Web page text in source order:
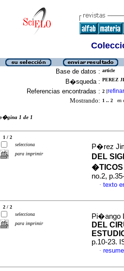
Base de datos : article
B�squeda : PEREZ
Referencias encontradas : 2 [refinar
Mostrando: 1 .. 2 en
1 de 1
1 / 2
selecciona
para imprimir
P�rez
DEL
�TICOS
no.2,
· texto
2 / 2
selecciona
para imprimir
Pi�ango
DEL
p.10-23.
·